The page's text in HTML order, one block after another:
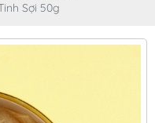
Sợi 50g